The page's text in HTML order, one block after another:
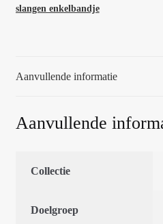
slangen enkelbandje
Aanvullende informatie
Aanvullende
Collectie
Doelgroep